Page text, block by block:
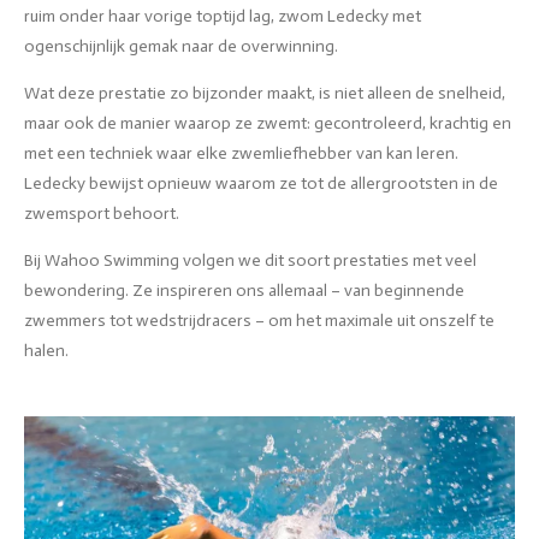
ruim onder haar vorige toptijd lag, zwom Ledecky met
ogenschijnlijk gemak naar de overwinning.
Wat deze prestatie zo bijzonder maakt, is niet alleen de snelheid,
maar ook de manier waarop ze zwemt: gecontroleerd, krachtig en
met een techniek waar elke zwemliefhebber van kan leren.
Ledecky bewijst opnieuw waarom ze tot de allergrootsten in de
zwemsport behoort.
Bij Wahoo Swimming volgen we dit soort prestaties met veel
bewondering. Ze inspireren ons allemaal – van beginnende
zwemmers tot wedstrijdracers – om het maximale uit onszelf te
halen.